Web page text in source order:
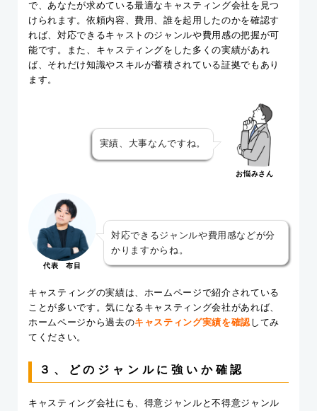
で、あなたが求めている最適なキャスティング会社を見つ
けられます。依頼内容、費用、誰を起用したのかを確認す
れば、対応できるキャストのジャンルや費用感の把握が可
能です。また、キャスティングをした多くの実績があれ
ば、それだけ知識やスキルが蓄積されている証拠でもあり
ます。
実績、大事なんですね。
お悩みさん
代表 布目
対応できるジャンルや費用感などが分
かりますからね。
キャスティングの実績は、ホームページで紹介されている
ことが多いです。気になるキャスティング会社があれば、
ホームページから過去のキャスティング実績を確認してみ
てください。
３、どのジャンルに強いか確認
キャスティング会社にも、得意ジャンルと不得意ジャンル